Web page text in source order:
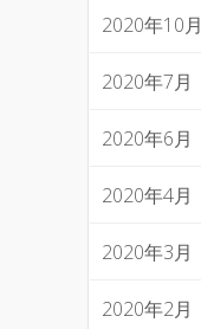
2020年10月
2020年7月
2020年6月
2020年4月
2020年3月
2020年2月